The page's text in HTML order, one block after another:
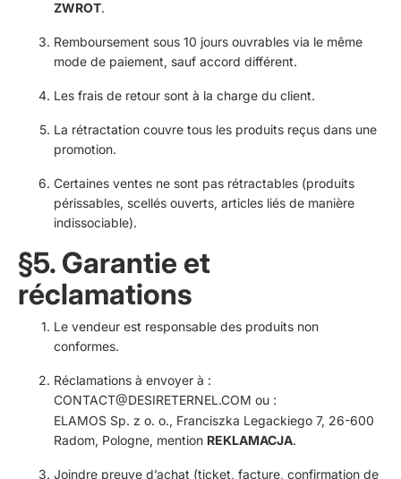
ZWROT.
Remboursement sous 10 jours ouvrables via le même
mode de paiement, sauf accord différent.
Les frais de retour sont à la charge du client.
La rétractation couvre tous les produits reçus dans une
promotion.
Certaines ventes ne sont pas rétractables (produits
périssables, scellés ouverts, articles liés de manière
indissociable).
§5. Garantie et
réclamations
Le vendeur est responsable des produits non
conformes.
Réclamations à envoyer à :
CONTACT@DESIRETERNEL.COM ou :
ELAMOS Sp. z o. o., Franciszka Legackiego 7, 26-600
Radom, Pologne, mention REKLAMACJA.
Joindre preuve d’achat (ticket, facture, confirmation de